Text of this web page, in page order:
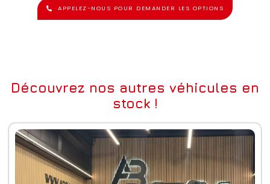
APPELEZ-NOUS POUR DEMANDER LES OPTIONS
Découvrez nos autres véhicules en
stock !